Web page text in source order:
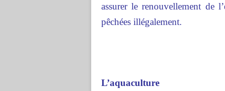
assurer le renouvellement de
pêchées illégalement.
L’aquaculture